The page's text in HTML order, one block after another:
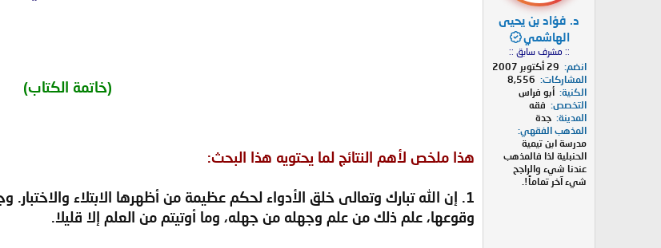
ود. فؤاد بن يحيى
الهاشمي
:: مشرف سابق ::
انضم
29 أكتوبر 2007
المشاركات
8,556
الكنية أبو فراس
التخصص
فقه
المدينة جدة
المذهب الفقهي
مدرسة ابن تيمية
الحنبلية لذا فالمذهب
عندنا شيء والراجح
شيء آخر تماماً!.
(خاتمة الكتاب)
هذا ملخص لأهم النتائج لما يحتويه هذا البحث:
1. إن الله تبارك وتعالى خلق الأدواء لحكم عظيمة من أظهرها الابتلاء
وقوعها، علم ذلك من علم وجهله من جهله، وما أوتيتم من العلم إلا قليلا.